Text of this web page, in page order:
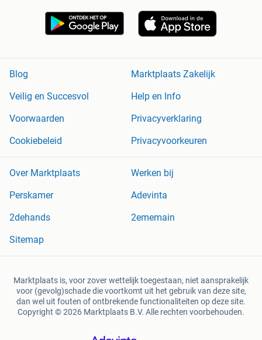
Blog
Marktplaats Zakelijk
Veilig en Succesvol
Help en Info
Voorwaarden
Privacyverklaring
Cookiebeleid
Privacyvoorkeuren
Over Marktplaats
Werken bij
Perskamer
Adevinta
2dehands
2ememain
Sitemap
Marktplaats is, voor zover wettelijk toegestaan, niet aansprakelijk
voor (gevolg)schade die voortkomt uit het gebruik van deze site,
dan wel uit fouten of ontbrekende functionaliteiten op deze site.
Copyright © 2026 Marktplaats B.V. Alle rechten voorbehouden.